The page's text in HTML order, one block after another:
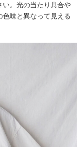
。光の当たり具合や
味と異なって見える